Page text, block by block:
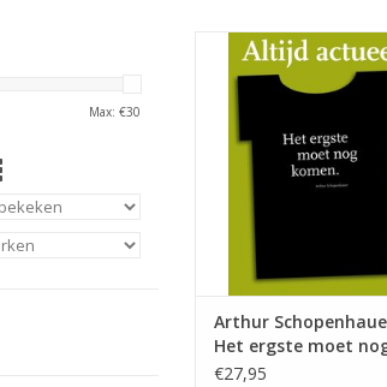
Max: €30
Quote van Arthur
op zwart heren T-
TOEVOEGEN AAN
Arthur
Het ergste moet
komen ♂
€27,95